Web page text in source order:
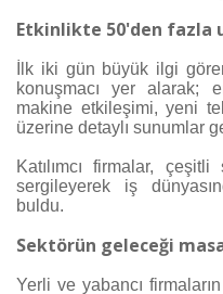
Etkinlikte 50'den fazla
İlk iki gün büyük ilgi
konuşmacı yer alarak;
makine etkileşimi, yeni
üzerine detaylı sunumlar
Katılımcı firmalar,
sergileyerek iş
buldu.
Sektörün geleceği
Yerli ve yabancı